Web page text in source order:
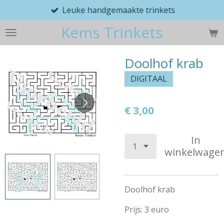
direct
naar
de
Kems Trinkets
Leuke handgemaakte trinkets
Doolhof krab
DIGITAAL
€ 3,00
In
Doolhof krab
Prijs: 3 euro